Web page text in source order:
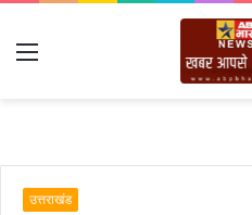
Menu
उत्तराखंड